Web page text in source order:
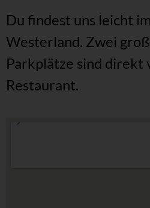
Du findest uns leicht
Westerland. Zwei
Parkplätze sind direkt
Restaurant.